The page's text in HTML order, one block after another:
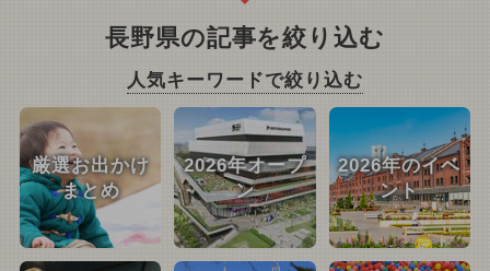
長野県の記事を絞り込む
人気キーワードで絞り込む
厳選お出かけ
まとめ
2026年オープ
ン
2026年のイベ
ント